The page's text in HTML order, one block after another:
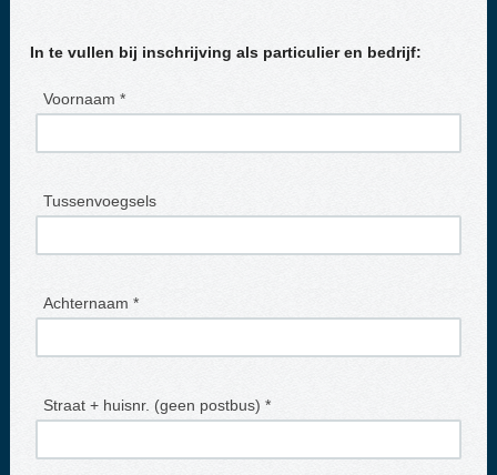
In te vullen bij inschrijving als particulier en bedrijf:
Voornaam *
Tussenvoegsels
Achternaam *
Straat + huisnr. (geen postbus) *